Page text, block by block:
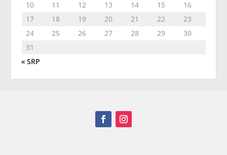
10
11 12 13 14 15
16
17
18 19 20 21 22
23
24
25 26 27 28 29
30
31
« SRP